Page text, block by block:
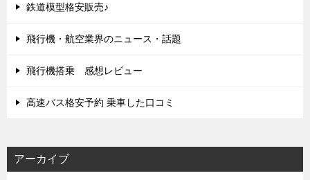
鉄道模型格安販売♪
飛行機・航空業界のニュース・話題
飛行機搭乗 感想レビュー
高速バス格安予約 乗車した口コミ
アーカイブ